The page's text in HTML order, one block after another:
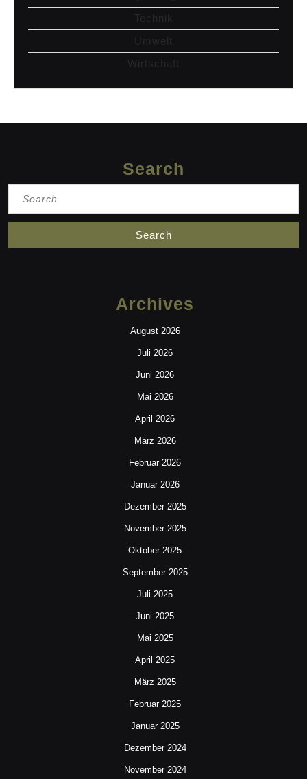
Technik
Umwelt
Wirtschaft
Search
Archives
August 2026
Juli 2026
Juni 2026
Mai 2026
April 2026
März 2026
Februar 2026
Januar 2026
Dezember 2025
November 2025
Oktober 2025
September 2025
Juli 2025
Juni 2025
Mai 2025
April 2025
März 2025
Februar 2025
Januar 2025
Dezember 2024
November 2024